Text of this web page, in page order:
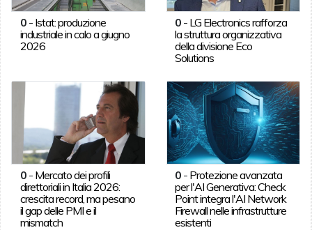
0- Istat: produzione
industriale in calo a giugno
2026
0 - LG Electronics rafforza
la struttura organizzativa
della divisione Eco
Solutions
0- Mercato dei profili
direttoriali in Italia 2026:
crescita record, ma pesano
il gap delle PMI e il
mismatch
0 - Protezione avanzata
per l'AI Generativa: Check
Point integra l'AI Network
Firewall nelle infrastrutture
esistenti